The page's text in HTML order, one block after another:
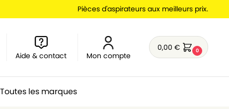
Pièces d'aspirateurs aux meilleurs prix.
Aide & contact Mon compte
0,00€ 0
Toutes les marques